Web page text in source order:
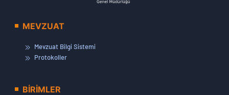
MEVZUAT
Mevzuat Bilgi Sistemi
Protokoller
BİRİMLER